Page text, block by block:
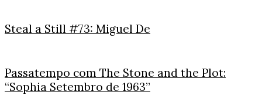
Steal a Still #73: Miguel De
Passatempo com The Stone and the Plot:
“Sophia Setembro de 1963”